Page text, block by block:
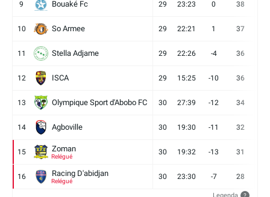
9 Bouaké Fc 29 23:23 0 38
10 So Armee 29 22:21 1 37
11 Stella Adjame 29 22:26 -4 36
12 ISCA 29 15:25 -10 36
13 Olympique Sport d'Abobo FC 30 27:39 -12 34
14 Agboville 30 19:30 -11 32
15 Zoman
Relégué
30 19:32 -13 31
16 Racing D'abidjan
Relégué
30 23:30 -7 28
Legenda ?